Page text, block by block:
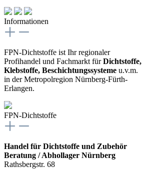
Informationen
FPN-Dichtstoffe ist Ihr regionaler
Profihandel und Fachmarkt fürDichtstoffe,
Klebstoffe, Beschichtungssysteme u.v.m.
in der Metropolregion Nürnberg-Fürth-
Erlangen.
FPN-Dichtstoffe
Handel für Dichtstoffe und Zubehör
Beratung / Abhollager Nürnberg
Rathsbergstr. 68